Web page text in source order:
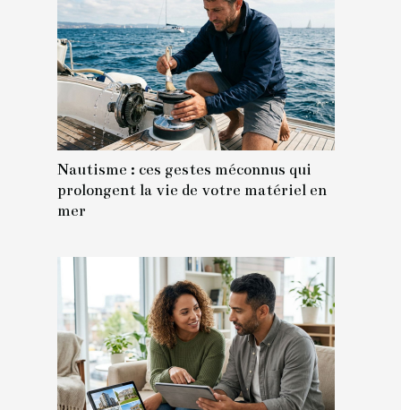
Nautisme : ces gestes méconnus qui
prolongent la vie de votre matériel en
mer